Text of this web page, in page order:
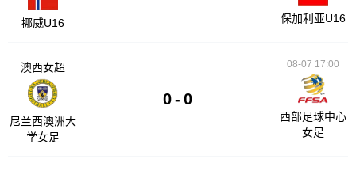
挪威U16 保加利亚U16
澳西女超
尼兰西澳洲大
学女足
0 - 0
08-07 17:00
西部足球中心
女足